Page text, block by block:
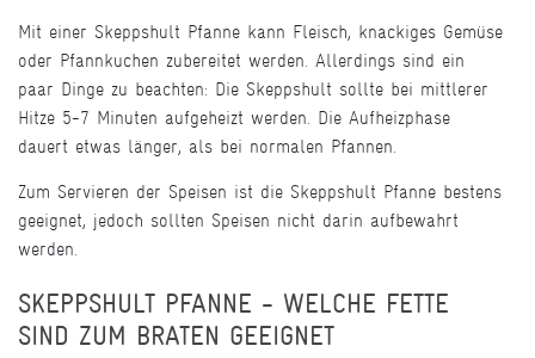
Mit einer Skeppshult Pfanne kann Fleisch, knackiges Gemüse
oder Pfannkuchen zubereitet werden. Allerdings sind ein
paar Dinge zu beachten: Die Skeppshult sollte bei mittlerer
Hitze 5-7 Minuten aufgeheizt werden. Die Aufheizphase
dauert etwas länger, als bei normalen Pfannen.
Zum Servieren der Speisen ist die Skeppshult Pfanne bestens
geeignet, jedoch sollten Speisen nicht darin aufbewahrt
werden.
SKEPPSHULT PFANNE - WELCHE FETTE
SIND ZUM BRATEN GEEIGNET